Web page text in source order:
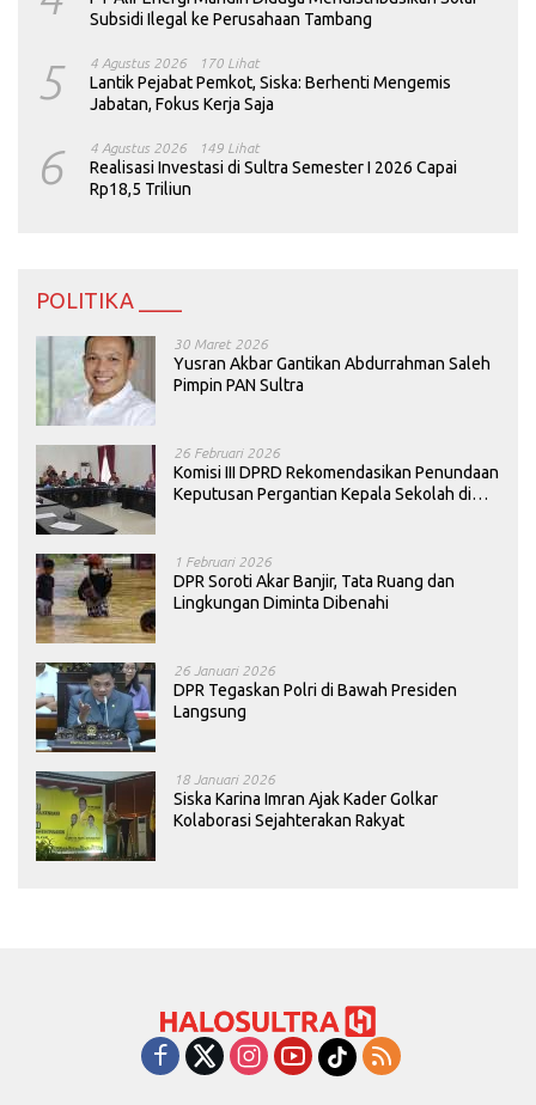
Subsidi Ilegal ke Perusahaan Tambang
5 4 Agustus 2026 170 Lihat
Lantik Pejabat Pemkot, Siska: Berhenti Mengemis
Jabatan, Fokus Kerja Saja
6 4 Agustus 2026 149 Lihat
Realisasi Investasi di Sultra Semester I 2026 Capai
Rp18,5 Triliun
POLITIKA ____
30 Maret 2026
Yusran Akbar Gantikan Abdurrahman Saleh
Pimpin PAN Sultra
26 Februari 2026
Komisi III DPRD Rekomendasikan Penundaan
Keputusan Pergantian Kepala Sekolah di
1 Februari 2026
DPR Soroti Akar Banjir, Tata Ruang dan
Lingkungan Diminta Dibenahi
26 Januari 2026
DPR Tegaskan Polri di Bawah Presiden
Langsung
18 Januari 2026
Siska Karina Imran Ajak Kader Golkar
Kolaborasi Sejahterakan Rakyat